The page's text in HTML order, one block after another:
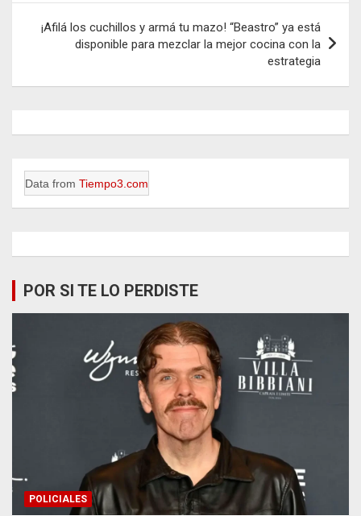
¡Afilá los cuchillos y armá tu mazo! “Beastro” ya está
disponible para mezclar la mejor cocina con la
estrategia
Data from Tiempo3.com
POR SI TE LO PERDISTE
POLICIALES